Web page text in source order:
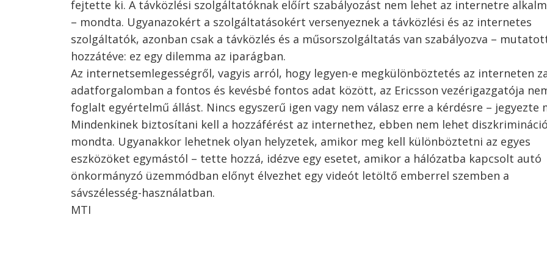
fejtette ki. A távközlési szolgáltatóknak előírt szabályozást nem lehet az internetre
– mondta. Ugyanazokért a szolgáltatásokért versenyeznek a távközlési és az internetes
szolgáltatók, azonban csak a távközlés és a műsorszolgáltatás van szabályozva –
hozzátéve: ez egy dilemma az iparágban.
Az internetsemlegességről, vagyis arról, hogy legyen-e megkülönböztetés az interneten
adatforgalomban a fontos és kevésbé fontos adat között, az Ericsson vezérigazgatója
foglalt egyértelmű állást. Nincs egyszerű igen vagy nem válasz erre a kérdésre – jegyezte
Mindenkinek biztosítani kell a hozzáférést az internethez, ebben nem lehet
mondta. Ugyanakkor lehetnek olyan helyzetek, amikor meg kell különböztetni az egyes
eszközöket egymástól – tette hozzá, idézve egy esetet, amikor a hálózatba kapcsolt autó
önkormányzó üzemmódban előnyt élvezhet egy videót letöltő emberrel szemben a
sávszélesség-használatban.
MTI